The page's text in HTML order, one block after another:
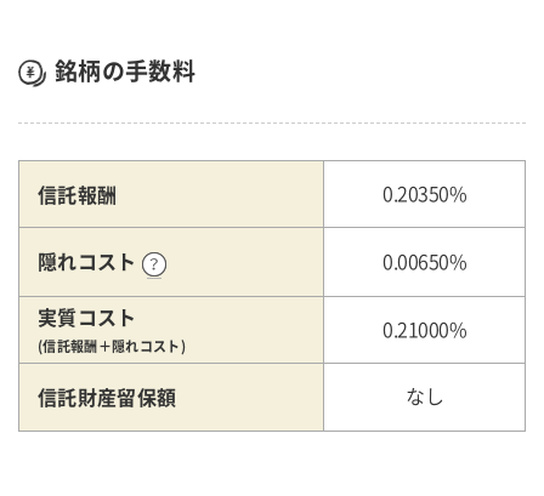
銘柄の手数料
信託報酬 0.20350%
隠れコスト 0.00650%
実質コスト
(信託報酬＋隠れコスト)
0.21000%
信託財産留保額 なし